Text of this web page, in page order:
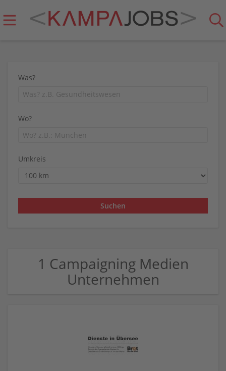
Was?
Wo?
Umkreis
1 Campaigning Medien
Unternehmen